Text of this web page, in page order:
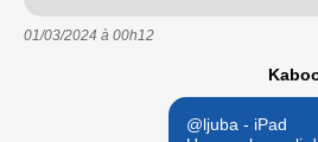
01/03/2024 à 00h12
@ljuba - iPad